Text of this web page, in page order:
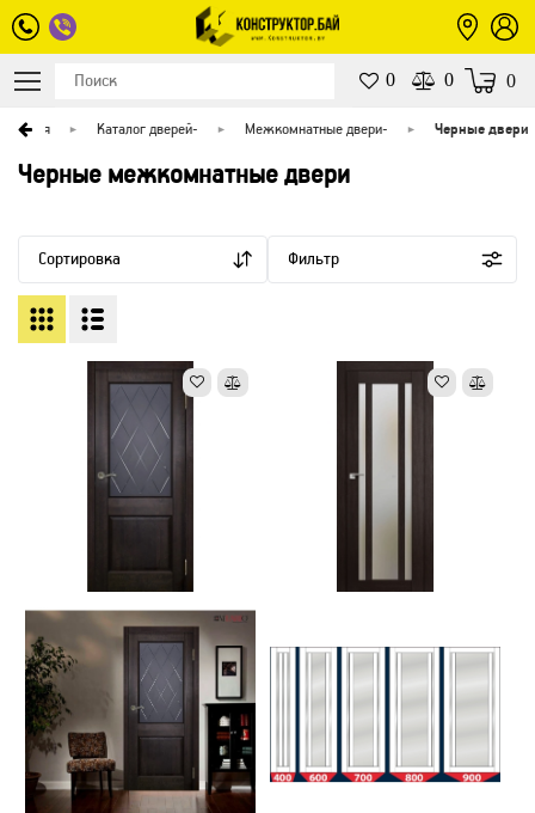
0 0 0
Главная Каталог дверей- Межкомнатные двери- Черные двери
Черные межкомнатные двери
Сортировка Фильтр